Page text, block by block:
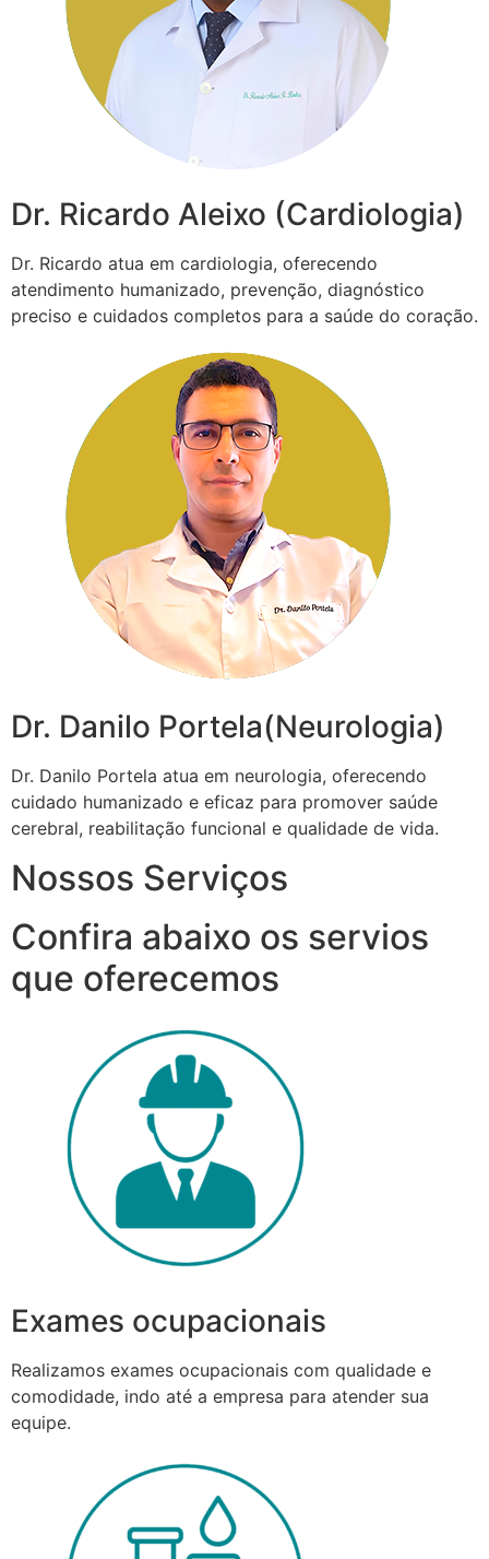
Dr. Ricardo Aleixo (Cardiologia)
Dr. Ricardo atua em cardiologia, oferecendo
atendimento humanizado, prevenção, diagnóstico
preciso e cuidados completos para a saúde do coração.
Dr. Danilo Portela(Neurologia)
Dr. Danilo Portela atua em neurologia, oferecendo
cuidado humanizado e eficaz para promover saúde
cerebral, reabilitação funcional e qualidade de vida.
Nossos Serviços
Confira abaixo os servios
que oferecemos
Exames ocupacionais
Realizamos exames ocupacionais com qualidade e
comodidade, indo até a empresa para atender sua
equipe.